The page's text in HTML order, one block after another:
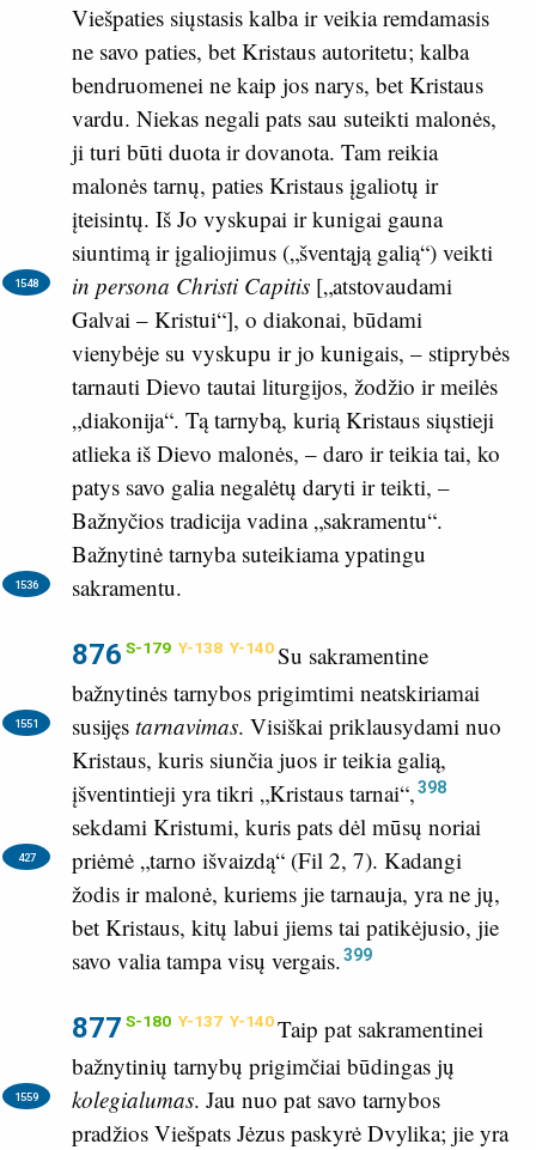
Viešpaties siųstasis kalba ir veikia remdamasis
ne savo paties, bet Kristaus autoritetu; kalba
bendruomenei ne kaip jos narys, bet Kristaus
vardu. Niekas negali pats sau suteikti malonės,
ji turi būti duota ir dovanota. Tam reikia
malonės tarnų, paties Kristaus įgaliotų ir
įteisintų. Iš Jo vyskupai ir kunigai gauna
siuntimą ir įgaliojimus („šventąją galią“) veikti
in persona Christi Capitis
1548
[„atstovaudami
Galvai – Kristui“], o diakonai, būdami
vienybėje su vyskupu ir jo kunigais, – stiprybės
tarnauti Dievo tautai liturgijos, žodžio ir meilės
„diakonija“. Tą tarnybą, kurią Kristaus siųstieji
atlieka iš Dievo malonės, – daro ir teikia tai, ko
patys savo galia negalėtų daryti ir teikti, –
Bažnyčios tradicija vadina „sakramentu“.
Bažnytinė tarnyba suteikiama ypatingu
sakramentu.
1536
876 S-179 Y-138 Y-140Su sakramentine
bažnytinės tarnybos prigimtimi neatskiriamai
susijęs tarnavimas.
1551
Visiškai priklausydami nuo
Kristaus, kuris siunčia juos ir teikia galią,
įšventintieji yra tikri „Kristaus tarnai“,398
sekdami Kristumi, kuris pats dėl mūsų noriai
priėmė „tarno išvaizdą“ (Fil 2, 7).
427
Kadangi
žodis ir malonė, kuriems jie tarnauja, yra ne jų,
bet Kristaus, kitų labui jiems tai patikėjusio, jie
savo valia tampa visų vergais.399
877 S-180 Y-137 Y-140Taip pat sakramentinei
bažnytinių tarnybų prigimčiai būdingas jų
kolegialumas.
1559
Jau nuo pat savo tarnybos
pradžios Viešpats Jėzus paskyrė Dvylika; jie yra